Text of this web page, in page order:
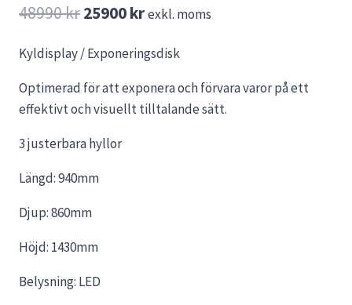
48990krDet
priset
var:
48990 kr.
25900krDet
priset
är:
25900 kr.
exkl. moms
Kyldisplay / Exponeringsdisk
Optimerad för att exponera och förvara varor på ett
effektivt och visuellt tilltalande sätt.
3 justerbara hyllor
Längd: 940mm
Djup: 860mm
Höjd: 1430mm
Belysning: LED